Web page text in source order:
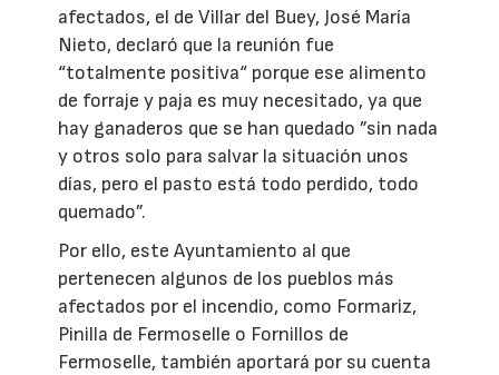
afectados, el de Villar del Buey, José María
Nieto, declaró que la reunión fue
“totalmente positiva“ porque ese alimento
de forraje y paja es muy necesitado, ya que
hay ganaderos que se han quedado ”sin nada
y otros solo para salvar la situación unos
días, pero el pasto está todo perdido, todo
quemado”.
Por ello, este Ayuntamiento al que
pertenecen algunos de los pueblos más
afectados por el incendio, como Formariz,
Pinilla de Fermoselle o Fornillos de
Fermoselle, también aportará por su cuenta